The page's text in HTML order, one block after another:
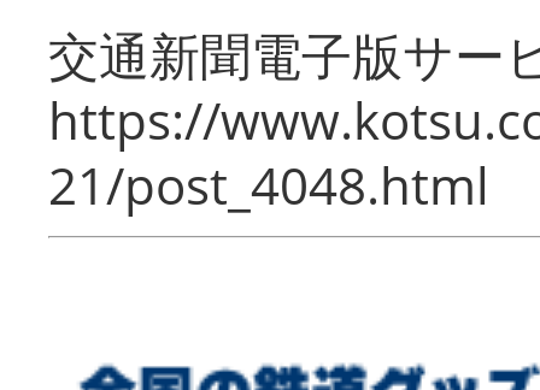
交通新聞電子版サー
https://
21/post_4048.html